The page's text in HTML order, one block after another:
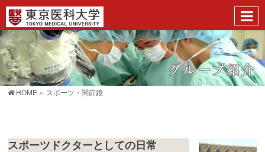
HOME » スポーツ・関節鏡
スポーツドクターとしての日常